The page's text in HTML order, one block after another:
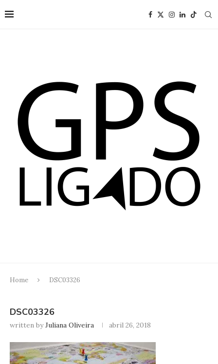
Home DSC03326
DSC03326
written byJuliana Oliveira abril 26, 2018